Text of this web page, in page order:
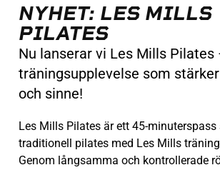
NYHET: LES MILLS
PILATES
Nu lanserar vi Les Mills Pilates
träningsupplevelse som
och sinne!
Les Mills Pilates är ett 45-
traditionell pilates med Les Mills
Genom långsamma och kontrollerade